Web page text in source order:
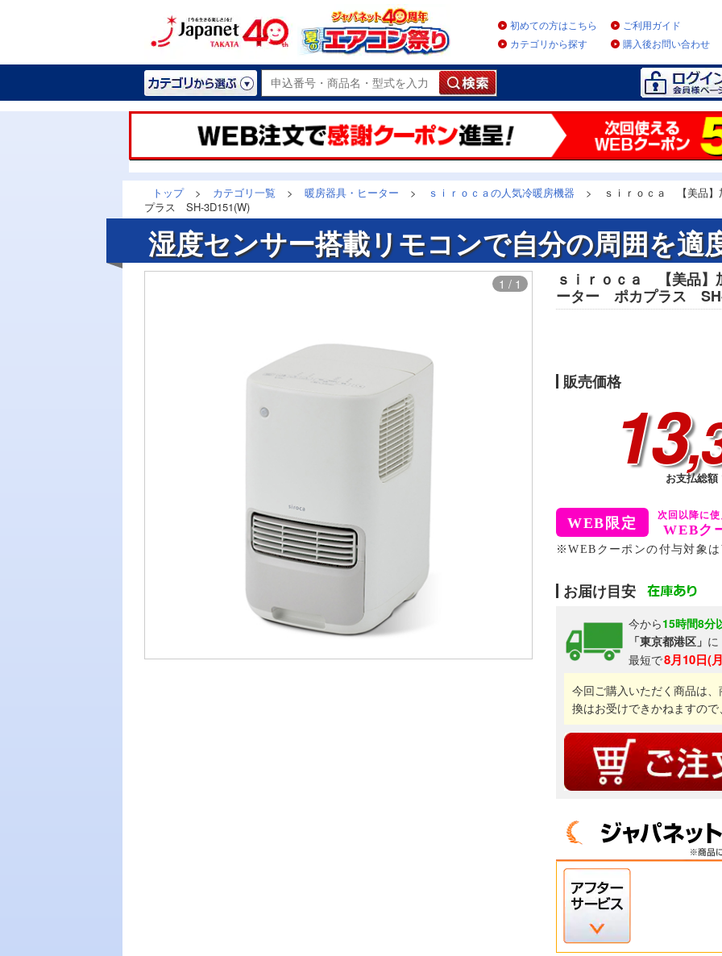
初めての方はこちら
ご利用ガイド
カテゴリから探す
購入後お問い合わせ
トップ > カテゴリ一覧 > 暖房器具・ヒーター > ｓｉｒｏｃａの人気冷暖房機器 >
ｓｉｒｏｃａ 【美品
プラス SH-3D151(W)
湿度センサー搭載リモコンで自分の周囲を適
1 / 1
ｓｉｒｏｃａ 【美品】
ーター ポカプラス
販売価格
13お支払総額
WEBク
※WEBクーポンの付与対象
お届け目安
今から15時間8分
「東京都港区」 に
最短で8月10日(
今回ご購入いただく商品は
換はお受けできかねますの